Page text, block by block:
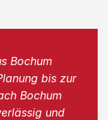
Bochum
bis zur
Bochum
und